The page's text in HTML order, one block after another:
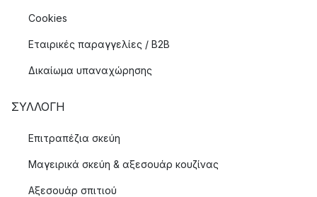
Cookies
Εταιρικές παραγγελίες / B2B
Δικαίωμα υπαναχώρησης
ΣΥΛΛΟΓΉ
Επιτραπέζια σκεύη
Μαγειρικά σκεύη & αξεσουάρ κουζίνας
Αξεσουάρ σπιτιού